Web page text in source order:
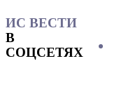
ИС ВЕСТИ
В
СОЦСЕТЯХ